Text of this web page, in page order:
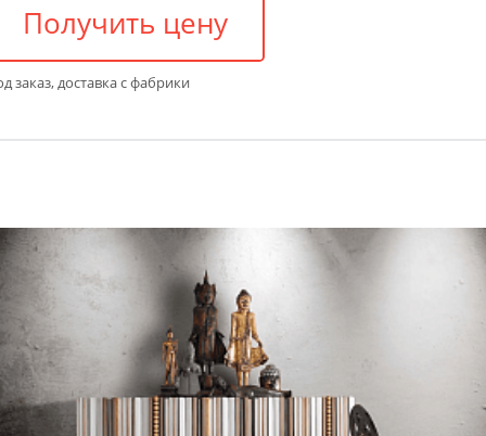
Получить цену
заказ, доставка с фабрики